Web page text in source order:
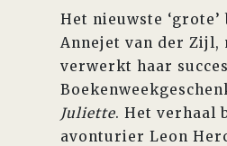
Het nieuwste ‘grote’
Annejet van der Zijl,
verwerkt haar
Juliette. Het verhaal
avonturier Leon